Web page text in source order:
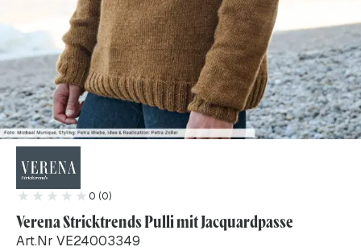
0 (0)
Verena Stricktrends Pulli mit Jacquardpasse
Art.Nr VE24003349